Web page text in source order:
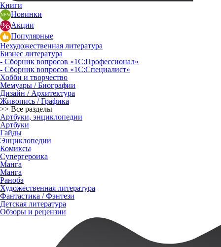
Книги
Новинки
Акции
Популярные
Нехудожественная литература
Бизнес литература
- Сборник вопросов «1С:Профессионал»
- Сборник вопросов «1С:Специалист»
Хобби и творчество
Мемуары / Биографии
Дизайн / Архитектура
Живопись / Графика
>> Все разделы
Артбуки, энциклопедии
Артбуки
Гайды
Энциклопедии
Комиксы
Супергероика
Манга
Манга
Ранобэ
Художественная литература
Фантастика / Фэнтези
Детская литература
Обзоры и рецензии